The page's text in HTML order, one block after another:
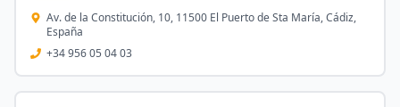
Av. de la Constitución, 10, 11500 El Puerto de Sta María, Cádiz,
España
+34 956 05 04 03